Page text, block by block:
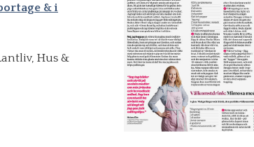
& i
Hus &